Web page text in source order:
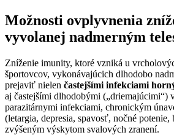
Možnosti ovplyvnenia
vyvolanej nadmerným
Zníženie imunity, ktoré vzniká u
športovcov, vykonávajúcich dlhodobo
prejaviť nielen častejšími infekciami
aj častejšími dlhodobými („driemajúcimi“)
parazitárnymi infekciami, chronickým
(letargia, depresia, spavosť, nočné potenie,
zvýšeným výskytom svalových zranení.